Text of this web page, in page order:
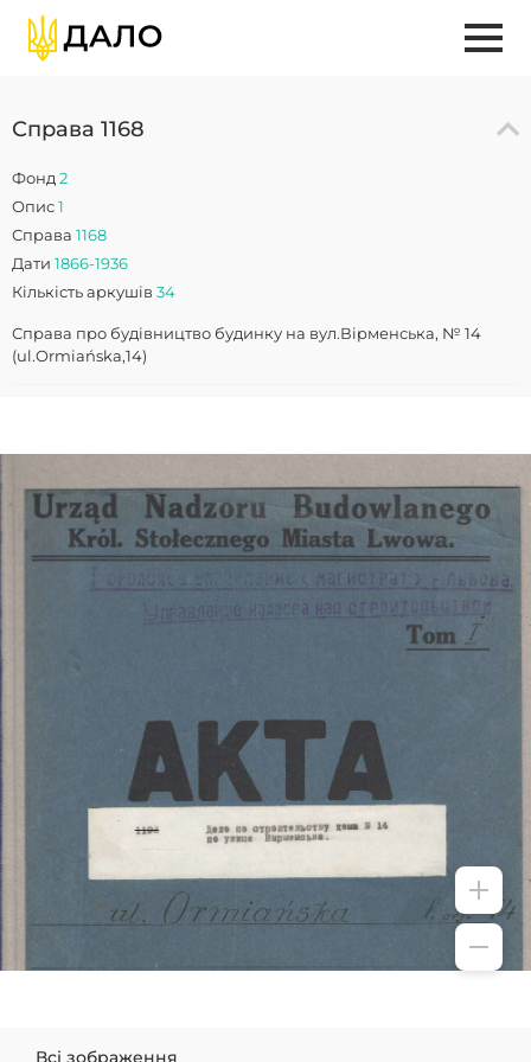
Справа 1168
Фонд 2
Опис1
Справа 1168
Дати 1866-1936
Кількість аркушів 34
Справа про будівництво будинку на вул.Вірменська, № 14
(ul.Ormiańska,14)
Всі зображення